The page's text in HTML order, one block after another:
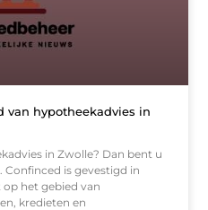
van hypotheekadvies in
in Zwolle? Dan bent u
Confinced is gevestigd in
op het gebied van
kredieten en